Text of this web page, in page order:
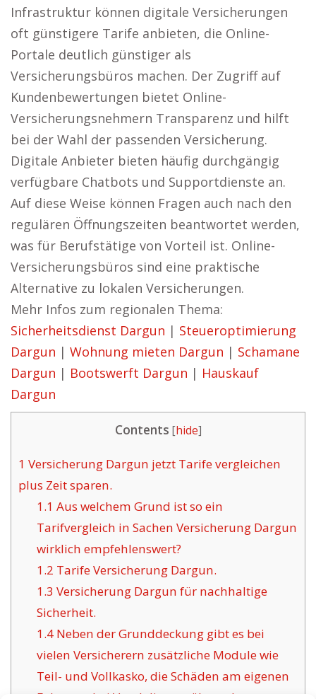
Infrastruktur können digitale Versicherungen
oft günstigere Tarife anbieten, die Online-
Portale deutlich günstiger als
Versicherungsbüros machen. Der Zugriff auf
Kundenbewertungen bietet Online-
Versicherungsnehmern Transparenz und hilft
bei der Wahl der passenden Versicherung.
Digitale Anbieter bieten häufig durchgängig
verfügbare Chatbots und Supportdienste an.
Auf diese Weise können Fragen auch nach den
regulären Öffnungszeiten beantwortet werden,
was für Berufstätige von Vorteil ist. Online-
Versicherungsbüros sind eine praktische
Alternative zu lokalen Versicherungen.
Mehr Infos zum regionalen Thema:
Sicherheitsdienst Dargun | Steueroptimierung
Dargun | Wohnung mieten Dargun | Schamane
Dargun | Bootswerft Dargun | Hauskauf
Dargun
Contents [hide]
1 Versicherung Dargun jetzt Tarife vergleichen
plus Zeit sparen.
1.1 Aus welchem Grund ist so ein
Tarifvergleich in Sachen Versicherung Dargun
wirklich empfehlenswert?
1.2 Tarife Versicherung Dargun.
1.3 Versicherung Dargun für nachhaltige
Sicherheit.
1.4Neben der Grunddeckung gibt es bei
vielen Versicherern zusätzliche Module wie
Teil- und Vollkasko, die Schäden am eigenen